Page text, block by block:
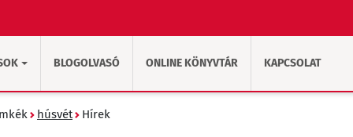
BLOGOLVASÓ ONLINE KÖNYVTÁR KAPCSOLAT
húsvét Hírek